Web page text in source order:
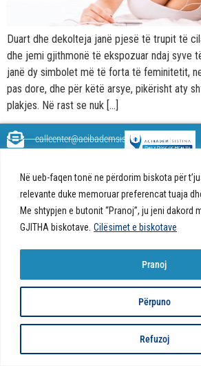
Në ueb-faqen tonë ne përdorim biskota për
relevante duke memoruar preferencat tuaja
Me shtypjen e butonit “Pranoj”, ju jeni dakord
GJITHA biskotave. Cilësimet e biskotave
Përpuno
Refuzoj
Pranoj
Duart dhe dekolteja janë pjesë të trupit të
dhe jemi gjithmonë të ekspozuar ndaj syve
janë dy simbolet më të forta të feminitetit,
pas dore, dhe për këtë arsye, pikërisht aty
plakjes. Në rast se nuk […]
këshilla
shëndetit tuaj. Ne
një ueb portal që
përgjigjet e pyetjeve
shëndetshme.
callcenter@acibademsistina.mk
Ul. Skupi 5A Shkup
rezervuara
Politika e
privatësisë
Developed by:Unet